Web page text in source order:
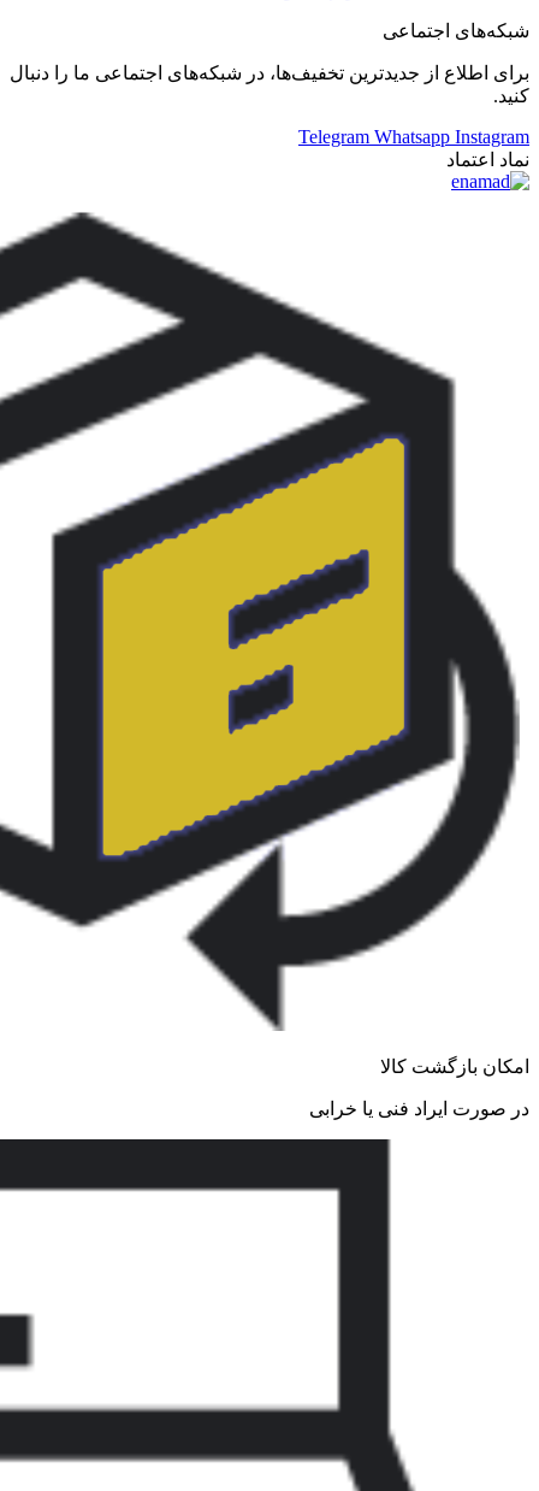
شبکه‌های اجتماعی
برای اطلاع از جدید‌ترین تخفیف‌ها، در شبکه‌های اجتماعی ما را دنبال
کنید.
Telegram Whatsapp Instagram
نماد اعتماد
امکان بازگشت کالا
در صورت ایراد فنی یا خرابی